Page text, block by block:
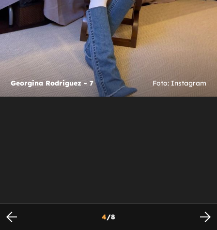
Georgina Rodriguez - 7 Foto: Instagram
4/8